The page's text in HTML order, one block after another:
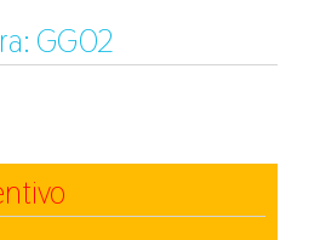
GG02